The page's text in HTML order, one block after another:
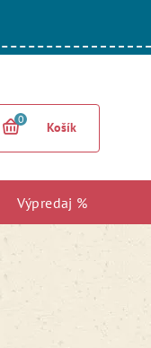
0
Košík
Výpredaj %